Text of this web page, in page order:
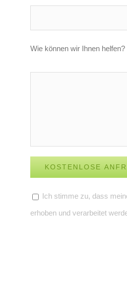
Wie können wir Ihnen helfen?
Ich stimme zu, dass
erhoben und verarbeitet